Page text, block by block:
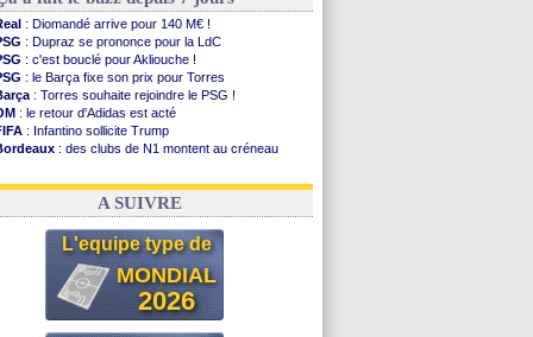
: Diomandé arrive pour 140 M€ !
: Dupraz se prononce pour la LdC
: c'est bouclé pour Akliouche !
: le Barça fixe son prix pour Torres
: Torres souhaite rejoindre le PSG !
: le retour d'Adidas est acté
: Infantino sollicite Trump
: des clubs de N1 montent au créneau
: le démenti de Leipzig pour Diomandé
A SUIVRE
L'equipe type de
MONDIAL
2026